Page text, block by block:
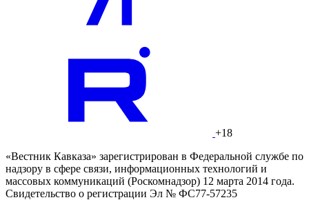
+18
«Вестник Кавказа» зарегистрирован в Федеральной службе по
надзору в сфере связи, информационных технологий и
массовых коммуникаций (Роскомнадзор) 12 марта 2014 года.
Свидетельство о регистрации Эл № ФС77-57235